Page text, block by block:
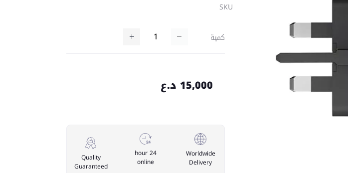
SKU
كمية
15,000 د.ع
Worldwide
Delivery
24 hour
online
Quality
Guaranteed